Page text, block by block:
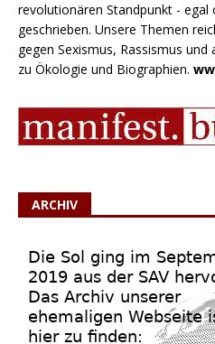
revolutionären Standpunkt - egal
geschrieben. Unsere Themen
gegen Sexismus, Rassismus
zu Ökologie und Biographien.
ARCHIV